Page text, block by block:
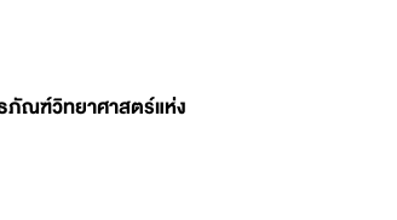
ภัณฑ์วิทยาศาสตร์แห่ง